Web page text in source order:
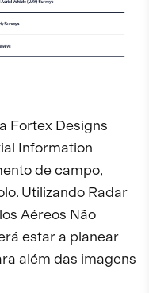
Fortex Designs
Information
de campo,
Utilizando Radar
Aéreos Não
estar a planear
além das imagens